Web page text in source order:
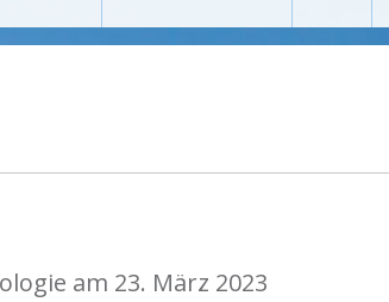
am 23. März 2023